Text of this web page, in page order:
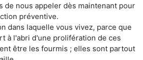
de nous appeler dès maintenant pour
préventive.
dans laquelle vous vivez, parce que
à l'abri d'une prolifération de ces
être les fourmis ; elles sont partout